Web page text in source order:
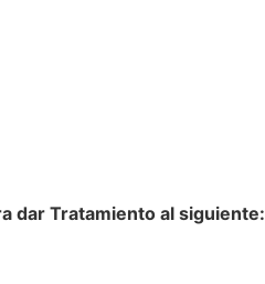
dar Tratamiento al siguiente: